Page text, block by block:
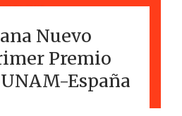
Nuevo
Premio
España